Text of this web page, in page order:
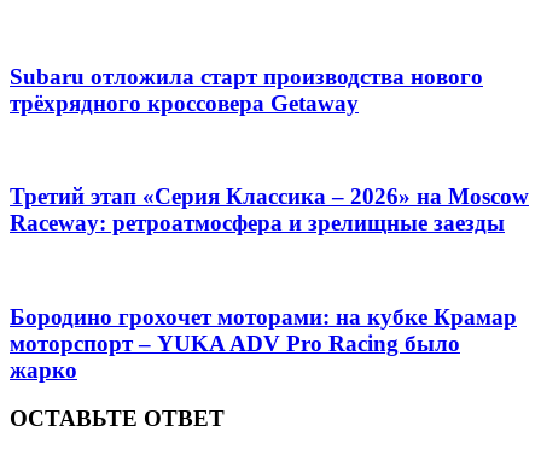
Subaru отложила старт производства нового
трёхрядного кроссовера Getaway
Третий этап «Серия Классика – 2026» на Moscow
Raceway: ретроатмосфера и зрелищные заезды
Бородино грохочет моторами: на кубке Крамар
моторспорт – YUKA ADV Pro Racing было
жарко
ОСТАВЬТЕ ОТВЕТ